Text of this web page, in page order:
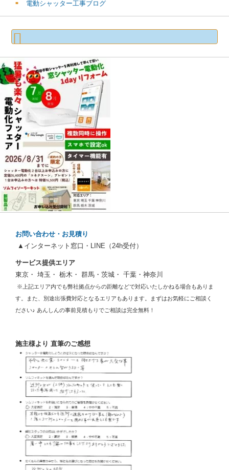
電動シャッター工事ブログ
検
お問い合わせ・お見積り
▲インターネット窓口・LINE（24h受付）
サービス提供エリア
東京・ 埼玉・ 栃木・ 群馬・茨城・ 千葉・神奈川
※上記エリア内でも弊社拠点からの距離などで対応いたしかねる場合もありま
す。また、別途出張費対応となるエリアもあります。まずはお気軽にご相談く
ださい♪ あんしんの事前見積もりでご相談は完全無料！
施主様より 直筆のご感想